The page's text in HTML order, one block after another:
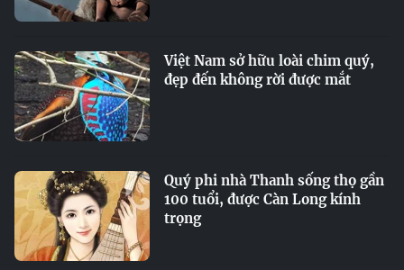
Việt Nam sở hữu loài chim quý,
đẹp đến không rời được mắt
Quý phi nhà Thanh sống thọ gần
100 tuổi, được Càn Long kính
trọng